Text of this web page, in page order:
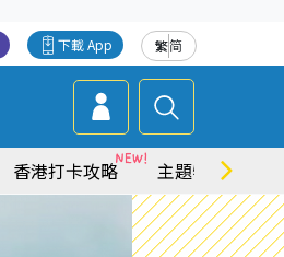
繁简
下載 App
香港打卡攻略 主題特集